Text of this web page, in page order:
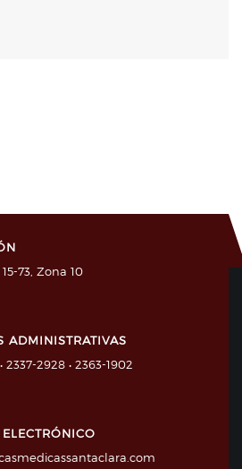
73, Zona 10
ADMINISTRATIVAS
2337-2928 • 2363-1902